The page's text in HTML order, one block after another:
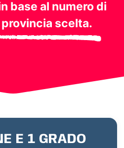
base al numero di
scelta.
E 1 GRADO